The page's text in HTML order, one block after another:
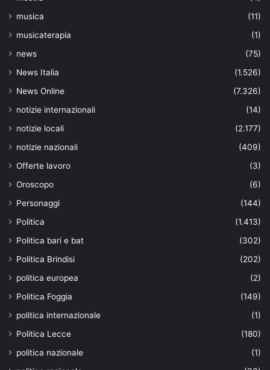
musica
(11)
musicaterapia
(1)
news
(75)
News Italia
(1.526)
News Online
(7.326)
notizie internazionali
(14)
notizie locali
(2.177)
notizie nazionali
(409)
Offerte lavoro
(3)
Oroscopo
(6)
Personaggi
(144)
Politica
(1.413)
Politica bari e bat
(302)
Politica Brindisi
(202)
politica europea
(2)
Politica Foggia
(149)
politica internazionale
(1)
Politica Lecce
(180)
politica nazionale
(1)